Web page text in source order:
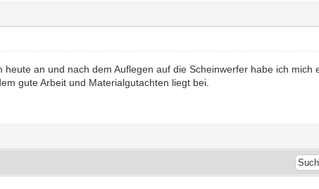
heute an und nach dem Auflegen auf die Scheinwerfer habe ich
gute Arbeit und Materialgutachten liegt bei.